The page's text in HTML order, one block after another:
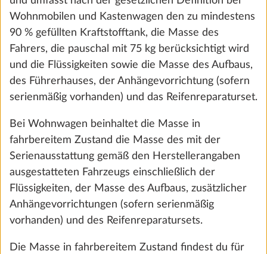
MENÜ
Home Kastenwagen PRESTIGE VAN First Edition 640 ET
PRESTIGE VAN FIRST
EDITION640 ET
Wohnmobilen und Kastenwagen den zu mindestens
90 % gefüllten Kraftstofftank, die Masse des
Fahrers, die pauschal mit 75 kg berücksichtigt wird
und die Flüssigkeiten sowie die Masse des Aufbaus,
des Führerhauses, der Anhängevorrichtung (sofern
serienmäßig vorhanden) und das Reifenreparaturset.
Bei Wohnwagen beinhaltet die Masse in
fahrbereitem Zustand die Masse des mit der
Serienausstattung gemäß den Herstellerangaben
ausgestatteten Fahrzeugs einschließlich der
Flüssigkeiten, der Masse des Aufbaus, zusätzlicher
Anhängevorrichtungen (sofern serienmäßig
vorhanden) und des Reifenreparatursets.
Die Masse in fahrbereitem Zustand findest du für